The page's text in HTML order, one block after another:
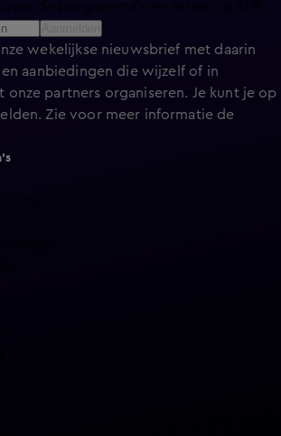
wekelijkse nieuwsbrief met daarin
aanbiedingen die wijzelf of in
onze partners organiseren. Je kunt je op
Zie voor meer informatie de